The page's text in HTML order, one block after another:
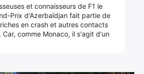
et connaisseurs de F1 le
Prix d'Azerbaïdjan fait partie de
en crash et autres contacts
Car, comme Monaco, il s'agit d'un